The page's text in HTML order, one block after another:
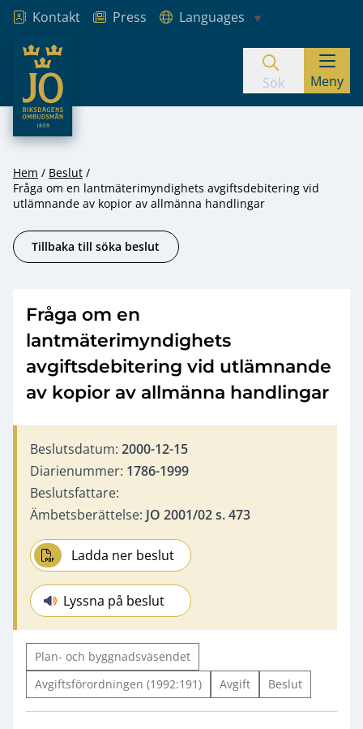
Hoppa till innehåll
Kontakt Press
Languages
JO – Riksdagens Ombudsmän
Sök Meny
Hem
Beslut
Fråga om en lantmäterimyndighets avgiftsdebitering vid
utlämnande av kopior av allmänna handlingar
Tillbaka till söka beslut
Fråga om en
lantmäterimyndighets
avgiftsdebitering vid utlämnande
av kopior av allmänna handlingar
Beslutsdatum: 2000-12-15
Diarienummer: 1786-1999
Beslutsfattare:
Ämbetsberättelse: JO 2001/02 s. 473
Ladda ner beslut
Lyssna på beslut
Plan- och byggnadsväsendet
Avgiftsförordningen (1992:191)
Avgift Beslut